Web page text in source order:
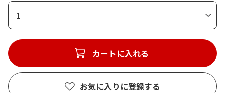
1
カートに入れる
お気に入りに登録する